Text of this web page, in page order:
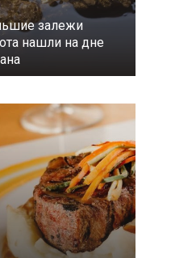
залежи
нашли на дне